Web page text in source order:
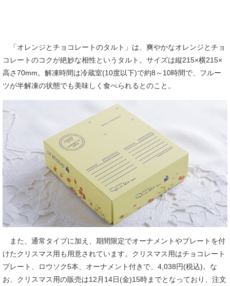
「オレンジとチョコレートのタルト」は、爽やかなオレンジとチョ
コレートのコクが絶妙な相性というタルト。サイズは縦215×横215×
高さ70mm。解凍時間は冷蔵室(10度以下)で約8～10時間で、フルー
ツが半解凍の状態でも美味しく食べられるとのこと。
また、通常タイプに加え、期間限定でオーナメントやプレートを付
けたクリスマス用も用意されています。クリスマス用はチョコレート
プレート、ロウソク5本、オーナメント付きで、4,038円(税込)。な
お、クリスマス用の販売は12月14日(金)15時までとなっており、注文